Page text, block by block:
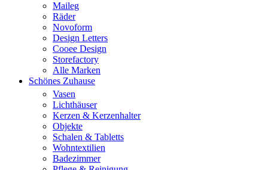
Maileg
Räder
Novoform
Design Letters
Cooee Design
Storefactory
Alle Marken
Schönes Zuhause
Vasen
Lichthäuser
Kerzen & Kerzenhalter
Objekte
Schalen & Tabletts
Wohntextilien
Badezimmer